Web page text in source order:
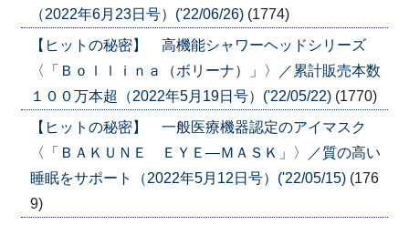
（2022年6月23日号）('22/06/26) (1774)
【ヒットの秘密】 高機能シャワーヘッドシリーズ
〈「Ｂｏｌｌｉｎａ（ボリーナ）」〉／累計販売本数
１００万本超（2022年5月19日号）('22/05/22) (1770)
【ヒットの秘密】 一般医療機器認定のアイマスク
〈「ＢＡＫＵＮＥ ＥＹＥ―ＭＡＳＫ」〉／質の高い
睡眠をサポート（2022年5月12日号）('22/05/15) (176
9)